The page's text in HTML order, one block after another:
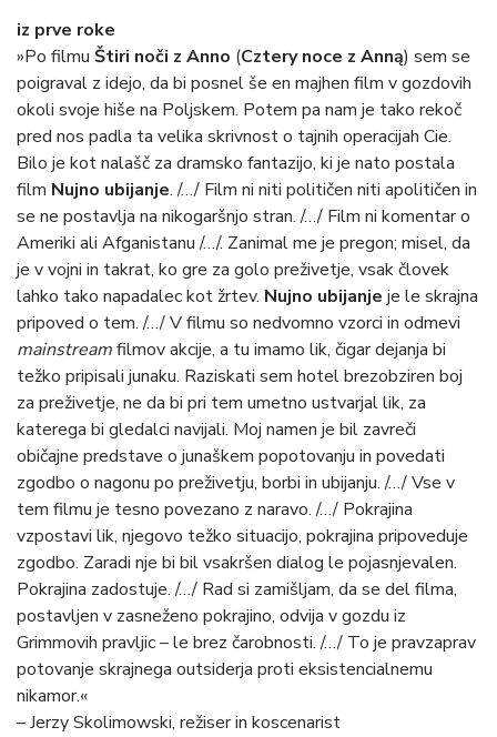
iz prve roke
»Po filmu Štiri noči z Anno (Cztery noce z Anną) sem se
poigraval z idejo, da bi posnel še en majhen film v gozdovih
okoli svoje hiše na Poljskem. Potem pa nam je tako rekoč
pred nos padla ta velika skrivnost o tajnih operacijah Cie.
Bilo je kot nalašč za dramsko fantazijo, ki je nato postala
film Nujno ubijanje. /…/ Film ni niti političen niti apolitičen in
se ne postavlja na nikogaršnjo stran. /…/ Film ni komentar o
Ameriki ali Afganistanu /…/. Zanimal me je pregon; misel, da
je v vojni in takrat, ko gre za golo preživetje, vsak človek
lahko tako napadalec kot žrtev. Nujno ubijanje je le skrajna
pripoved o tem. /…/ V filmu so nedvomno vzorci in odmevi
mainstreamfilmov akcije, a tu imamo lik, čigar dejanja bi
težko pripisali junaku. Raziskati sem hotel brezobziren boj
za preživetje, ne da bi pri tem umetno ustvarjal lik, za
katerega bi gledalci navijali. Moj namen je bil zavreči
običajne predstave o junaškem popotovanju in povedati
zgodbo o nagonu po preživetju, borbi in ubijanju. /…/ Vse v
tem filmu je tesno povezano z naravo. /…/ Pokrajina
vzpostavi lik, njegovo težko situacijo, pokrajina pripoveduje
zgodbo. Zaradi nje bi bil vsakršen dialog le pojasnjevalen.
Pokrajina zadostuje. /…/ Rad si zamišljam, da se del filma,
postavljen v zasneženo pokrajino, odvija v gozdu iz
Grimmovih pravljic – le brez čarobnosti. /…/ To je pravzaprav
potovanje skrajnega outsiderja proti eksistencialnemu
nikamor.«
– Jerzy Skolimowski, režiser in koscenarist